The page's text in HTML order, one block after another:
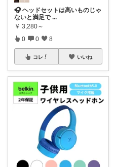
🎧 ヘッドセットは高いものじゃ
ないと満足で ...
￥ 3,280～
0 0 8
コレ いいね